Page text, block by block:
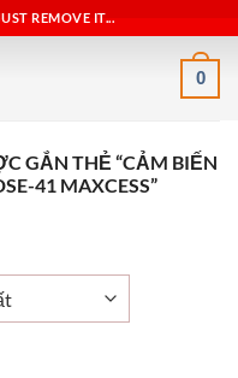
REMOVE IT...
0
GẮN THẺ “CẢM BIẾN
41 MAXCESS”